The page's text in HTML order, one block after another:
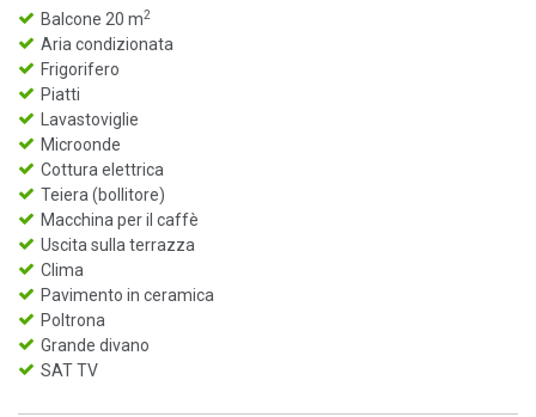
Balcone 20 m2
Aria condizionata
Frigorifero
Piatti
Lavastoviglie
Microonde
Cottura elettrica
Teiera (bollitore)
Macchina per il caffè
Uscita sulla terrazza
Clima
Pavimento in ceramica
Poltrona
Grande divano
SAT TV